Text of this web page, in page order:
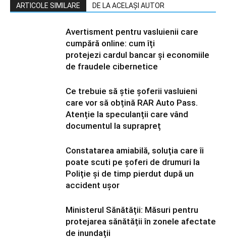
ARTICOLE SIMILARE DE LA ACELAȘI AUTOR
Avertisment pentru vasluienii care
cumpără online: cum îți
protejezi cardul bancar și economiile
de fraudele cibernetice
Ce trebuie să știe șoferii vasluieni
care vor să obțină RAR Auto Pass.
Atenție la speculanții care vând
documentul la suprapreț
Constatarea amiabilă, soluția care îi
poate scuti pe șoferi de drumuri la
Poliție și de timp pierdut după un
accident ușor
Ministerul Sănătății: Măsuri pentru
protejarea sănătății în zonele afectate
de inundații